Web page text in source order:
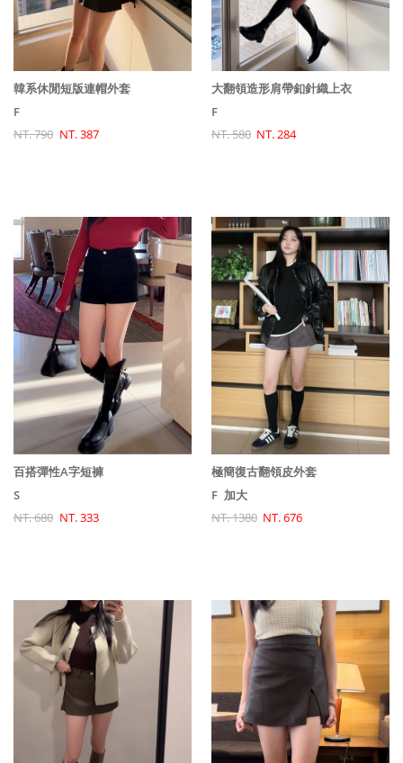
韓系休閒短版連帽外套
F
NT. 790 NT. 387
大翻領造形肩帶釦針織上衣
F
NT. 580 NT. 284
百搭彈性A字短褲
S
NT. 680 NT. 333
極簡復古翻領皮外套
F 加大
NT. 1380 NT. 676